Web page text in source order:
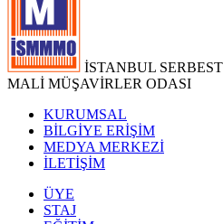
İSTANBUL
MALİ MÜŞAVİRLER ODASI
KURUMSAL
BİLGİYE ERİŞİM
MEDYA MERKEZİ
İLETİŞİM
ÜYE
STAJ